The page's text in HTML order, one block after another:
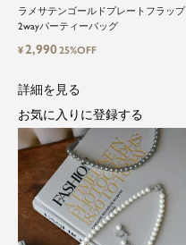
ラメサテンゴールドプレートフラップ
2wayパーティーバッグ
¥2,99025%OFF
詳細を見る
お気に入りに登録する